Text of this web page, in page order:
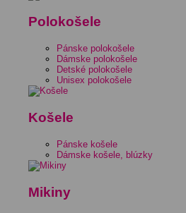
Polokošele
Pánske polokošele
Dámske polokošele
Detské polokošele
Unisex polokošele
Košele
Pánske košele
Dámske košele, blúzky
Mikiny